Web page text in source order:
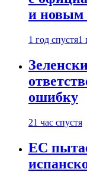
и новым
1 год спустя1
ошибку
21 час спустя
ЕС